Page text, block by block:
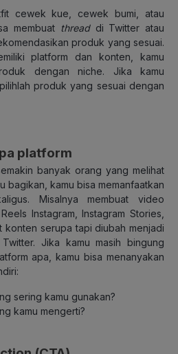
cewek kue, cewek bumi, atau
membuat threaddi Twitter atau
produk yang sesuai.
platform dan konten, kamu
dengan niche. Jika kamu
produk yang sesuai dengan
platform
banyak orang yang melihat
bagikan, kamu bisa memanfaatkan
Misalnya membuat video
Instagram, Instagram Stories,
konten serupa tapi diubah menjadi
Jika kamu masih bingung
apa, kamu bisa menanyakan
sering kamu gunakan?
kamu mengerti?